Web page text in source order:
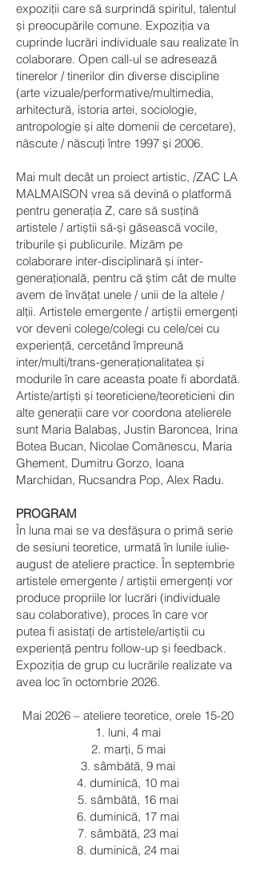
expoziții care să surprindă spiritul, talentul
și preocupările comune. Expoziția va
cuprinde lucrări individuale sau realizate în
colaborare. Open call-ul se adresează
tinerelor / tinerilor din diverse discipline
(arte vizuale/performative/multimedia,
arhitectură, istoria artei, sociologie,
antropologie și alte domenii de cercetare),
născute / născuți între 1997 și 2006.
Mai mult decât un proiect artistic, /ZAC LA
MALMAISON vrea să devină o platformă
pentru generația Z, care să susțină
artistele / artiștii să-și găsească vocile,
triburile și publicurile. Mizăm pe
colaborare inter-disciplinară și inter-
generațională, pentru că știm cât de multe
avem de învățat unele / unii de la altele /
alții. Artistele emergente / artiștii emergenți
vor deveni colege/colegi cu cele/cei cu
experiență, cercetând împreună
inter/multi/trans-generaționalitatea și
modurile în care aceasta poate fi abordată.
Artiste/artiști și teoreticiene/teoreticieni din
alte generații care vor coordona atelierele
sunt Maria Balabaș, Justin Baroncea, Irina
Botea Bucan, Nicolae Comănescu, Maria
Ghement, Dumitru Gorzo, Ioana
Marchidan, Rucsandra Pop, Alex Radu.
PROGRAM
În luna mai se va desfășura o primă serie
de sesiuni teoretice, urmată în lunile iulie-
august de ateliere practice. În septembrie
artistele emergente / artiștii emergenți vor
produce propriile lor lucrări (individuale
sau colaborative), proces în care vor
putea fi asistați de artistele/artiștii cu
experiență pentru follow-up și feedback.
Expoziția de grup cu lucrările realizate va
avea loc în octombrie 2026.
Mai 2026 – ateliere teoretice, orele 15-20
1. luni, 4 mai
2. marți, 5 mai
3. sâmbătă, 9 mai
4. duminică, 10 mai
5. sâmbătă, 16 mai
6. duminică, 17 mai
7. sâmbătă, 23 mai
8. duminică, 24 mai